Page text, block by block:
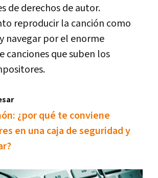
de derechos de autor.
reproducir la canción como
navegar por el enorme
canciones que suben los
¿por qué te conviene
en una caja de seguridad y